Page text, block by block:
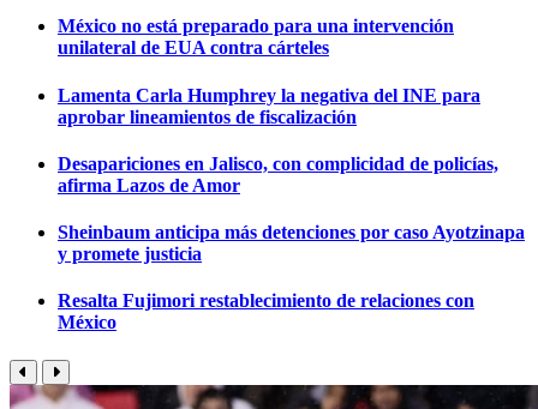
México no está preparado para una intervención
unilateral de EUA contra cárteles
Lamenta Carla Humphrey la negativa del INE para
aprobar lineamientos de fiscalización
Desapariciones en Jalisco, con complicidad de policías,
afirma Lazos de Amor
Sheinbaum anticipa más detenciones por caso Ayotzinapa
y promete justicia
Resalta Fujimori restablecimiento de relaciones con
México